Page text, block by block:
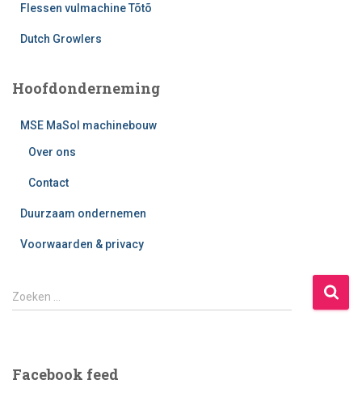
Flessen vulmachine Tõtõ
Dutch Growlers
Hoofdonderneming
MSE MaSol machinebouw
Over ons
Contact
Duurzaam ondernemen
Voorwaarden & privacy
Z
o
n
Zoeken …
Facebook feed